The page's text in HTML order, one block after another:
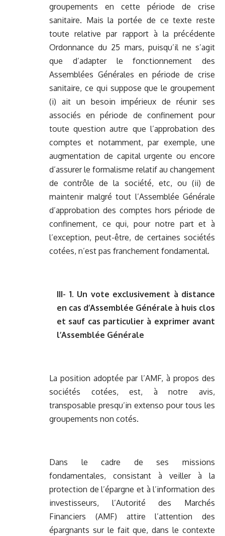
groupements en cette période de crise
sanitaire. Mais la portée de ce texte reste
toute relative par rapport à la précédente
Ordonnance du 25 mars, puisqu’il ne s’agit
que d’adapter le fonctionnement des
Assemblées Générales en période de crise
sanitaire, ce qui suppose que le groupement
(i) ait un besoin impérieux de réunir ses
associés en période de confinement pour
toute question autre que l’approbation des
comptes et notamment, par exemple, une
augmentation de capital urgente ou encore
d’assurer le formalisme relatif au changement
de contrôle de la société, etc, ou (ii) de
maintenir malgré tout l’Assemblée Générale
d’approbation des comptes hors période de
confinement, ce qui, pour notre part et à
l’exception, peut-être, de certaines sociétés
cotées, n’est pas franchement fondamental.
III- 1. Un vote exclusivement à distance
en cas d’Assemblée Générale à huis clos
et sauf cas particulier à exprimer avant
l’Assemblée Générale
La position adoptée par l’AMF, à propos des
sociétés cotées, est, à notre avis,
transposable presqu’in extenso pour tous les
groupements non cotés.
Dans le cadre de ses missions
fondamentales, consistant à veiller à la
protection de l’épargne et à l’information des
investisseurs, l’Autorité des Marchés
Financiers (AMF) attire l’attention des
épargnants sur le fait que, dans le contexte